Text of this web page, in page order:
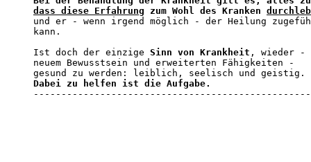
dass diese Erfahrung zum Wohl des Kranken
und er - wenn irgend möglich - der Heilung
kann.
Ist doch der einzige Sinn von Krankheit , wieder
neuem Bewusstsein und erweiterten Fähigkeiten -
Dabei zu helfen ist die Aufgabe.